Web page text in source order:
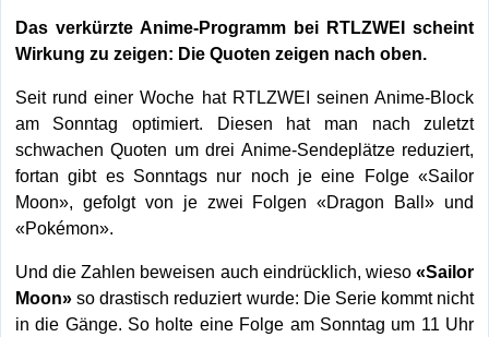
Das verkürzte Anime-Programm bei RTLZWEI scheint
Wirkung zu zeigen: Die Quoten zeigen nach oben.
Seit rund einer Woche hat RTLZWEI seinen Anime-Block
am Sonntag optimiert. Diesen hat man nach zuletzt
schwachen Quoten um drei Anime-Sendeplätze reduziert,
fortan gibt es Sonntags nur noch je eine Folge «Sailor
Moon», gefolgt von je zwei Folgen «Dragon Ball» und
«Pokémon».
Und die Zahlen beweisen auch eindrücklich, wieso«Sailor
Moon»so drastisch reduziert wurde: Die Serie kommt nicht
in die Gänge. So holte eine Folge am Sonntag um 11 Uhr